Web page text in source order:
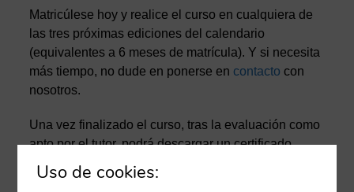
Matricúlese hoy y realice el curso en cualquiera de
las tres próximas ediciones del calendario
(equivalentes a 6 meses de matrícula). Y si necesita
más tiempo, no dude en ponerse en contacto con
nosotros.
Una vez finalizado el curso, tras la evaluación como
apto por el tutor, podrá descargar un certificado
provisional en el propio aula virtual. Posteriormente,
y una vez finalizada la edición correspondiente, se
Uso de cookies: